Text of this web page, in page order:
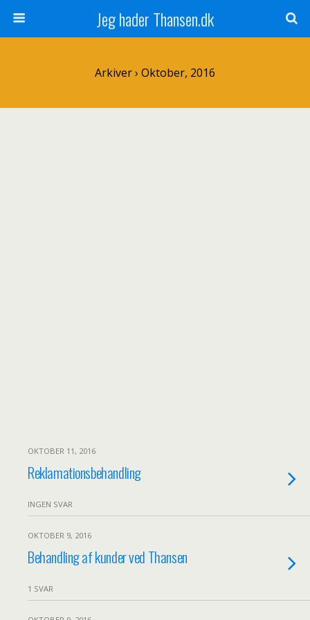
Jeg hader Thansen.dk
Arkiver › Oktober, 2016
OKTOBER 11, 2016
Reklamationsbehandling
INGEN SVAR
OKTOBER 9, 2016
Behandling af kunder ved Thansen
1 SVAR